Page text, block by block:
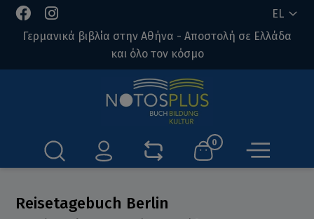
EL
Γερμανικά βιβλία στην Αθήνα - Αποστολή σε Ελλάδα
και όλο τον κόσμο
0
Reisetagebuch Berlin